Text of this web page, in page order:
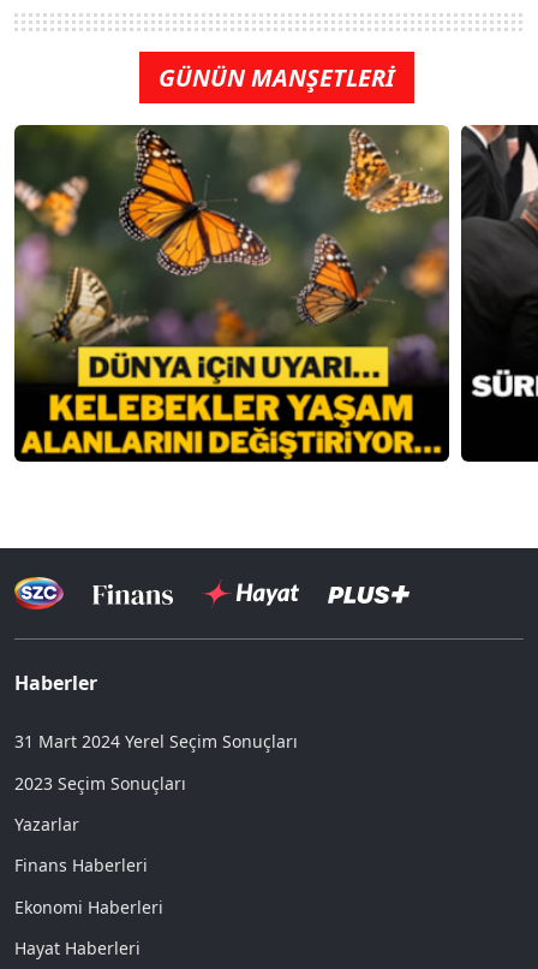
GÜNÜN MANŞETLERİ
Haberler
31 Mart 2024 Yerel Seçim Sonuçları
2023 Seçim Sonuçları
Yazarlar
Finans Haberleri
Ekonomi Haberleri
Hayat Haberleri